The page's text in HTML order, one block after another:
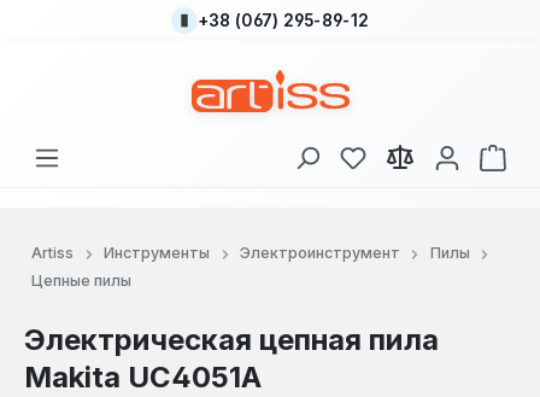
Перейти к основному содержанию
+38 (067) 295-89-12
У вас есть товары
В
Artiss Инструменты Электроинструмент
Пилы
Цепные пилы
Электрическая цепная пила
Makita UC4051A